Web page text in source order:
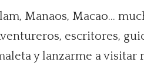
Manaos, Macao…
escritores,
y lanzarme a